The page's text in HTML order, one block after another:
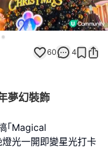
60 4
夢幻裝飾
｢Magical
光一開即變星光打卡